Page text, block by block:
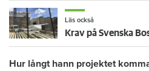
Läs också
Hur långt hann projektet